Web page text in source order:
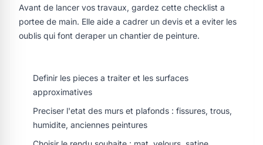
Avant de lancer vos travaux, gardez cette checklist a
portee de main. Elle aide a cadrer un devis et a eviter les
oublis qui font deraper un chantier de peinture.
Definir les pieces a traiter et les surfaces
approximatives
Preciser l'etat des murs et plafonds : fissures, trous,
humidite, anciennes peintures